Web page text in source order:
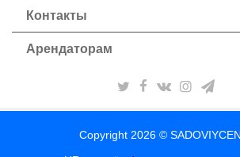
Контакты
Арендаторам
Copyright 2026 ©